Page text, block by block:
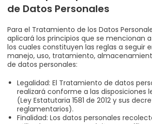
de Datos Personales
Para el Tratamiento de los Datos
aplicará los principios que se mencionan
los cuales constituyen las reglas a seguir
manejo, uso, tratamiento,
de datos personales:
Legalidad: El Tratamiento de datos
realizará conforme a las disposiciones
(Ley Estatutaria 1581 de 2012 y sus
reglamentarios).
Finalidad: Los datos personales